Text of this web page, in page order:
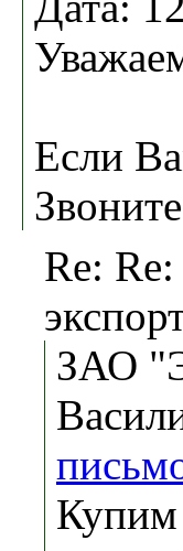
Если
Re:
ЗАО
Купим